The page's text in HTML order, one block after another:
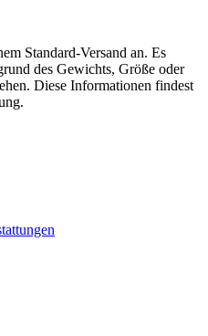
Standard-Versand an. Es
des Gewichts, Größe oder
Diese Informationen findest